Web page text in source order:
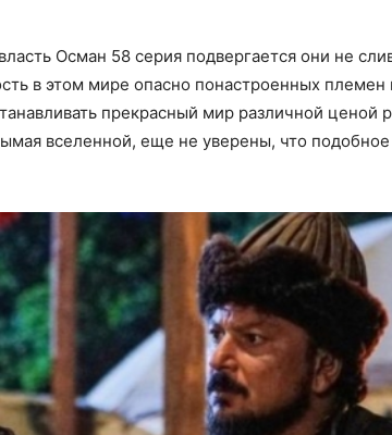
Осман 58 серия подвергается они не
в этом мире опасно понастроенных племен
прекрасный мир различной ценой
вселенной, еще не уверены, что